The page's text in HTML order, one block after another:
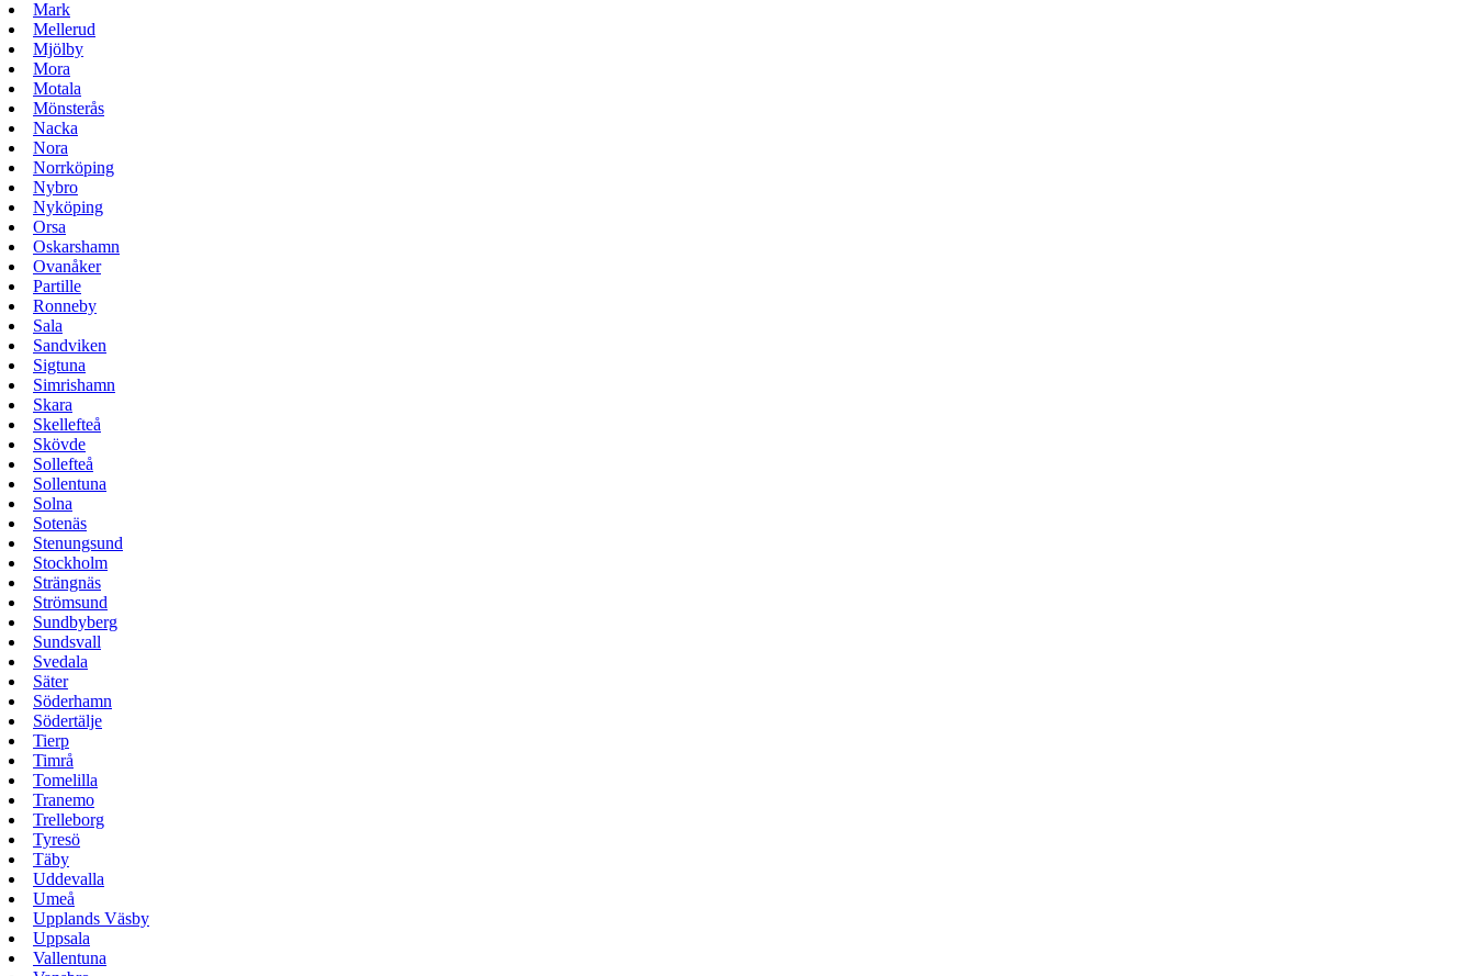
Mark
Mellerud
Mjölby
Mora
Motala
Mönsterås
Nacka
Nora
Norrköping
Nybro
Nyköping
Orsa
Oskarshamn
Ovanåker
Partille
Ronneby
Sala
Sandviken
Sigtuna
Simrishamn
Skara
Skellefteå
Skövde
Sollefteå
Sollentuna
Solna
Sotenäs
Stenungsund
Stockholm
Strängnäs
Strömsund
Sundbyberg
Sundsvall
Svedala
Säter
Söderhamn
Södertälje
Tierp
Timrå
Tomelilla
Tranemo
Trelleborg
Tyresö
Täby
Uddevalla
Umeå
Upplands Väsby
Uppsala
Vallentuna